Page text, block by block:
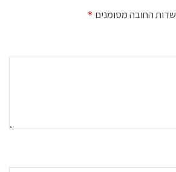
שדות החובה מסומנים *